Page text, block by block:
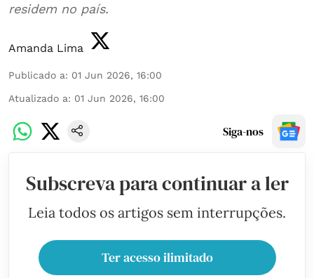
residem no país.
Amanda Lima
Publicado a: 01 Jun 2026, 16:00
Atualizado a: 01 Jun 2026, 16:00
Siga-nos
Subscreva para continuar a ler
Leia todos os artigos sem interrupções.
Ter acesso ilimitado